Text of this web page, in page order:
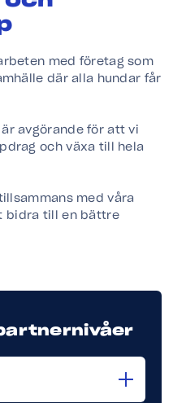
med företag som
där alla hundar får
avgörande för att vi
och växa till hela
med våra
bidra till en bättre